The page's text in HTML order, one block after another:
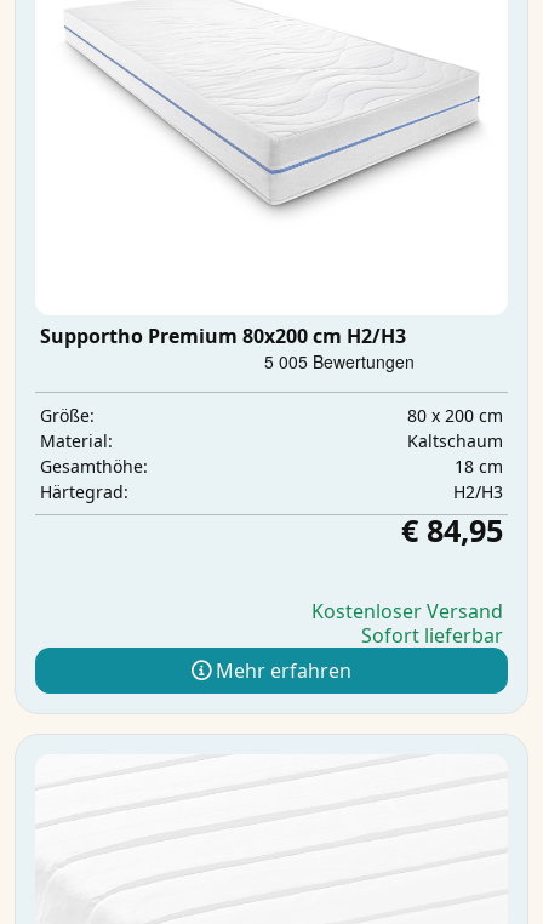
Supportho Premium 80x200 cm H2/H3
Größe:
80 x 200 cm
Material:
Kaltschaum
Gesamthöhe:
18 cm
Härtegrad:
H2/H3
€ 84,95
Kostenloser Versand
Sofort lieferbar
Mehr erfahren